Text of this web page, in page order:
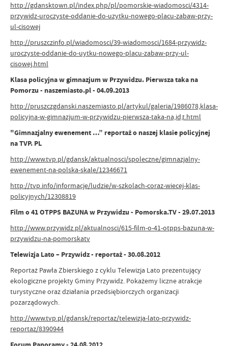
http://gdansktown.pl/index.php/pl/pomorskie-wiadomosci/4314-
przywidz-uroczyste-oddanie-do-uzytku-nowego-placu-zabaw-przy-
ul-cisowej
http://pruszczinfo.pl/wiadomosci/39-wiadomosci/1684-przywidz-
uroczyste-oddanie-do-uytku-nowego-placu-zabaw-przy-ul-
cisowej.html
Klasa policyjna w gimnazjum w Przywidzu. Pierwsza taka na
Pomorzu - naszemiasto.pl - 04.09.2013
http://pruszczgdanski.naszemiasto.pl/artykul/galeria/1986078,klasa-
policyjna-w-gimnazjum-w-przywidzu-pierwsza-taka-na,id,t.html
"Gimnazjalny ewenement …” reportaż o naszej klasie policyjnej
na TVP. PL
http://www.tvp.pl/gdansk/aktualnosci/spoleczne/gimnazjalny-
ewenement-na-polska-skale/12346671
http://tvp.info/informacje/ludzie/w-szkolach-coraz-wiecej-klas-
policyjnych/12308819
Film o 41 OTPPS BAZUNA w Przywidzu - Pomorska.TV - 29.07.2013
http://www.przywidz.pl/aktualnosci/615-film-o-41-otpps-bazuna-w-
przywidzu-na-pomorskatv
Telewizja Lato – Przywidz - reportaż - 30.08.2012
Reportaż Pawła Zbierskiego z cyklu Telewizja Lato prezentujący
ekologiczne projekty Gminy Przywidz. Pokażemy liczne atrakcje
turystyczne oraz działania przedsiębiorczych organizacji
pozarządowych.
http://www.tvp.pl/gdansk/reportaz/telewizja-lato-przywidz-
reportaz/8390944